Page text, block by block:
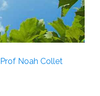
Prof Noah Collet